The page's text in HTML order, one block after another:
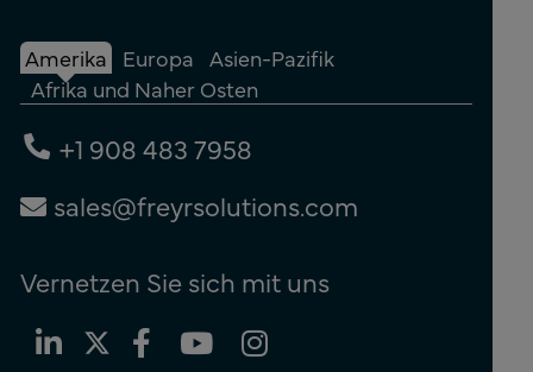
Amerika Europa Asien-Pazifik
Afrika und Naher Osten
+1 908 483 7958
sales@freyrsolutions.com
Vernetzen Sie sich mit uns